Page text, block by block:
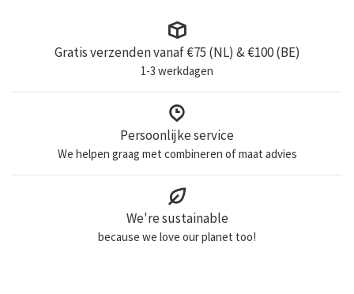
Gratis verzenden vanaf €75 (NL) & €100 (BE)
1-3 werkdagen
Persoonlijke service
We helpen graag met combineren of maat advies
We're sustainable
because we love our planet too!